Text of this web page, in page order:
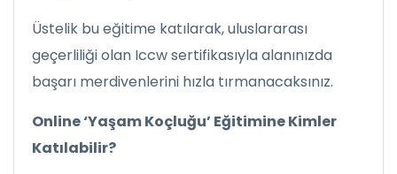
Üstelik bu eğitime katılarak, uluslararası
geçerliliği olan Iccw sertifikasıyla alanınızda
başarı merdivenlerini hızla tırmanacaksınız.
Online ‘Yaşam Koçluğu’ Eğitimine Kimler
Katılabilir?